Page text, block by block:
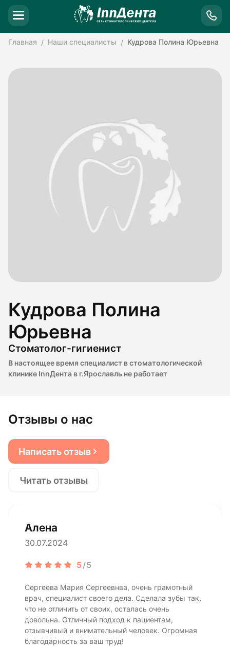
Главная Наши специалисты Кудрова Полина Юрьевна
Кудрова Полина
Юрьевна
Стоматолог-гигиенист
В настоящее время специалист в стоматологической
клинике InnДента в г.Ярославль не работает
Отзывы о нас
Написать отзыв
Читать отзывы
Алена
30.07.2024
5/5
Сергеева Мария Сергеевнва, очень грамотный
врач, специалист своего дела. Сделала зубы так,
что не отличить от своих, осталась очень
довольна. Отличный подход к пациентам,
отзывчивый и внимательный человек. Огромная
благодарность за ваш труд!